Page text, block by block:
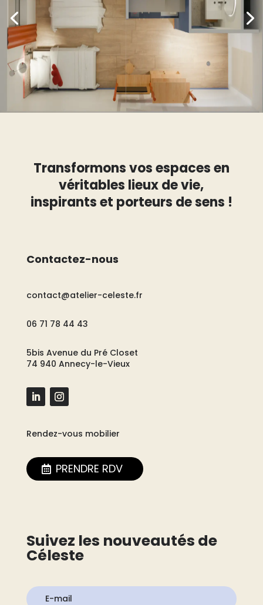
Transformons vos espaces en
véritables lieux de vie,
inspirants et porteurs de sens !
Contactez-nous
contact@atelier-celeste.fr
06 71 78 44 43
5bis Avenue du Pré Closet
74 940 Annecy-le-Vieux
Rendez-vous mobilier
PRENDRE RDV
Suivez les nouveautés de
Céleste